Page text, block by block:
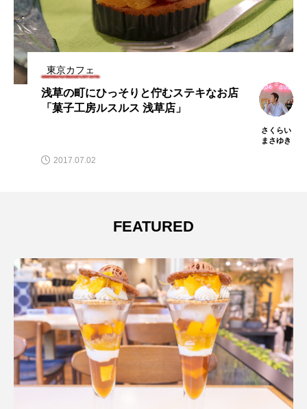
東京カフェ
ロータスバゲット 中目黒ロータス Lotus
baguette＠中目黒
さくらい
まさゆき
2013.10.18
FEATURED